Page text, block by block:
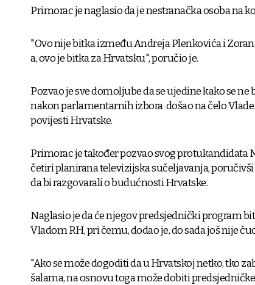
Primorac je naglasio da je nestranačka osoba na
"Ovo nije bitka između Andreja Plenkovića i
a, ovo je bitka za Hrvatsku", poručio je.
Pozvao je sve domoljube da se ujedine kako se ne
nakon parlamentarnih izbora došao na čelo
povijesti Hrvatske.
Primorac je također pozvao svog protukandidata
četiri planirana televizijska sučeljavanja, poručivši
da bi razgovarali o budućnosti Hrvatske.
Naglasio je da će njegov predsjednički program
Vladom RH, pri čemu, dodao je, do sada još nije
"Ako se može dogoditi da u Hrvatskoj netko, tko
šalama, na osnovu toga može dobiti